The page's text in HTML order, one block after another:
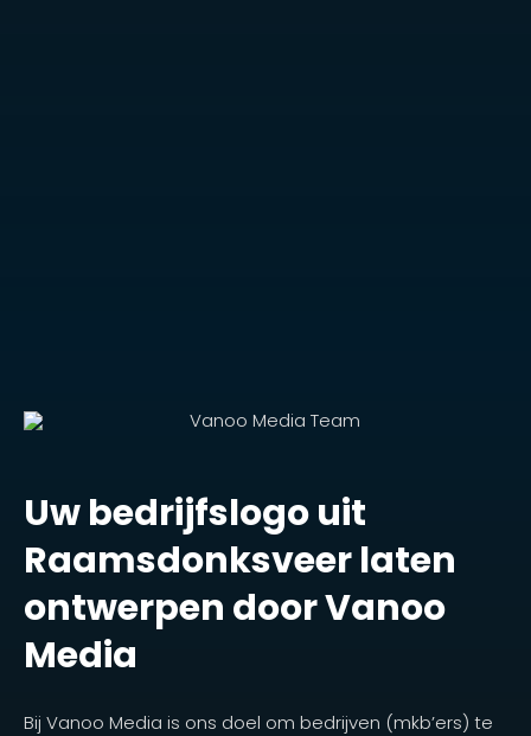
Uw bedrijfslogo uit
Raamsdonksveer laten
ontwerpen door Vanoo
Media
Bij Vanoo Media is ons doel om bedrijven (mkb’ers) te